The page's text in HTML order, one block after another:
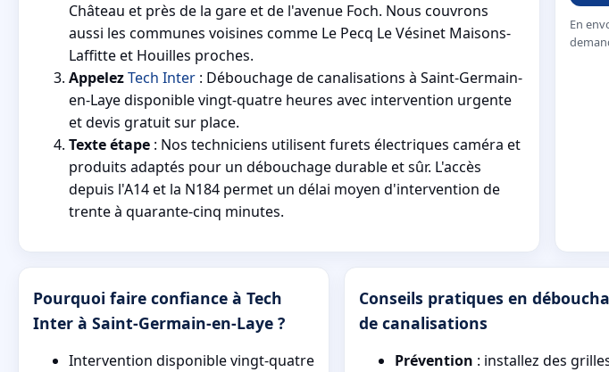
Château et près de la gare et de l'avenue Foch. Nous couvrons
aussi les communes voisines comme Le Pecq Le Vésinet Maisons-
Laffitte et Houilles proches.
AppelezTech Inter : Débouchage de canalisations à Saint-Germain-
en-Laye disponible vingt-quatre heures avec intervention urgente
et devis gratuit sur place.
Texte étape : Nos techniciens utilisent furets électriques caméra et
produits adaptés pour un débouchage durable et sûr. L'accès
depuis l'A14 et la N184 permet un délai moyen d'intervention de
trente à quarante-cinq minutes.
En
Pourquoi faire confiance à Tech
Inter à Saint-Germain-en-Laye ?
Intervention disponible vingt-quatre
Conseils pratiques en
de canalisations
Prévention : installez des